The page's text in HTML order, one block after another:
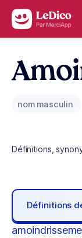
Aller au contenu
nom masculin
Définitions,
Définitions